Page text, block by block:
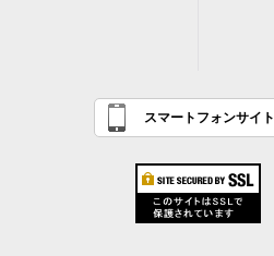
スマートフォンサイト